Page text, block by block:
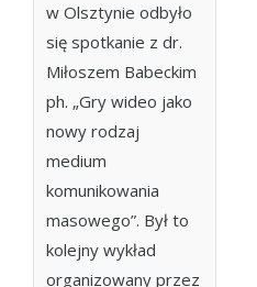
w Olsztynie odbyło
się spotkanie z dr.
Miłoszem Babeckim
ph. „Gry wideo jako
nowy rodzaj
medium
komunikowania
masowego”. Był to
kolejny wykład
organizowany przez